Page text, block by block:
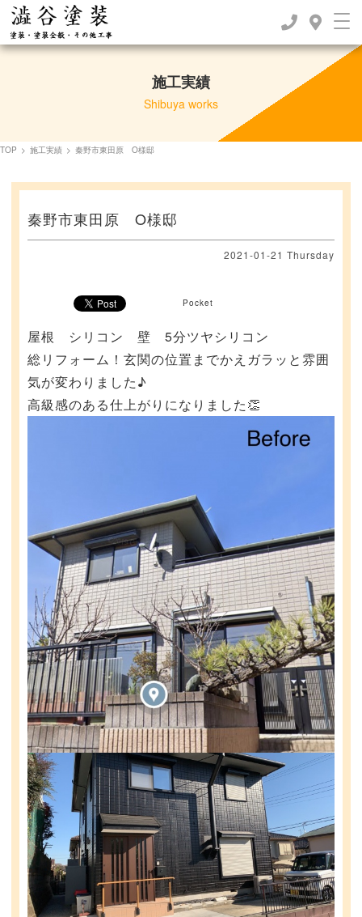
施工実績
Shibuya works
TOP > 施工実績 > 秦野市東田原 O様邸
秦野市東田原 O様邸
2021-01-21 Thursday
Pocket
屋根 シリコン 壁 5分ツヤシリコン
総リフォーム！玄関の位置までかえガラッと雰囲
気が変わりました♪
高級感のある仕上がりになりました👏